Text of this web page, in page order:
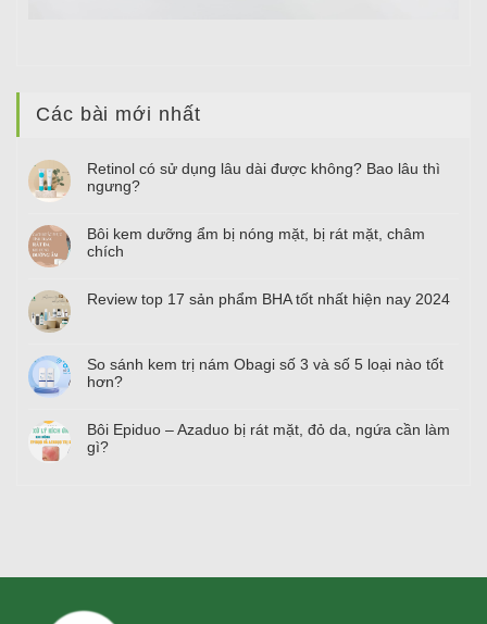
Các bài mới nhất
Retinol có sử dụng lâu dài được không? Bao lâu thì
ngưng?
Bôi kem dưỡng ẩm bị nóng mặt, bị rát mặt, châm
chích
Review top 17 sản phẩm BHA tốt nhất hiện nay 2024
So sánh kem trị nám Obagi số 3 và số 5 loại nào tốt
hơn?
Bôi Epiduo – Azaduo bị rát mặt, đỏ da, ngứa cần làm
gì?